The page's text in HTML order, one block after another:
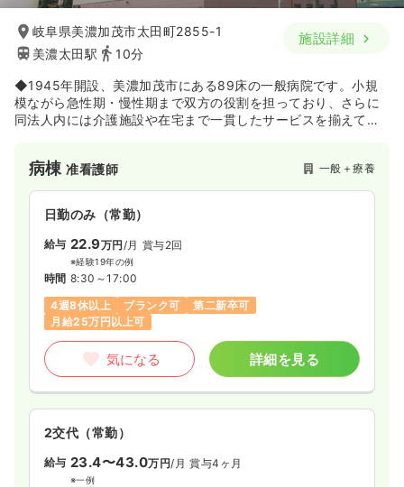
岐阜県美濃加茂市太田町2855-1
美濃太田駅
10分
施設詳細
◆1945年開設、美濃加茂市にある89床の一般病院です。小規
模ながら急性期・慢性期まで双方の役割を担っており、さらに
同法人内には介護施設や在宅まで一貫したサービスを揃えてい
病棟准看護師 一般＋療養
日勤のみ（常勤）
給与 22.9万円/月 賞与2回
※経験19年の例
時間 8:30～17:00
4週8休以上
ブランク可
第二新卒可
月給25万円以上可
気になる 詳細を見る
2交代（常勤）
給与 23.4〜43.0万円/月 賞与4ヶ月
※一例